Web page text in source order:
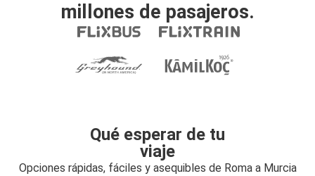
millones de pasajeros.
Qué esperar de tu
viaje
Opciones rápidas, fáciles y asequibles de Roma a Murcia